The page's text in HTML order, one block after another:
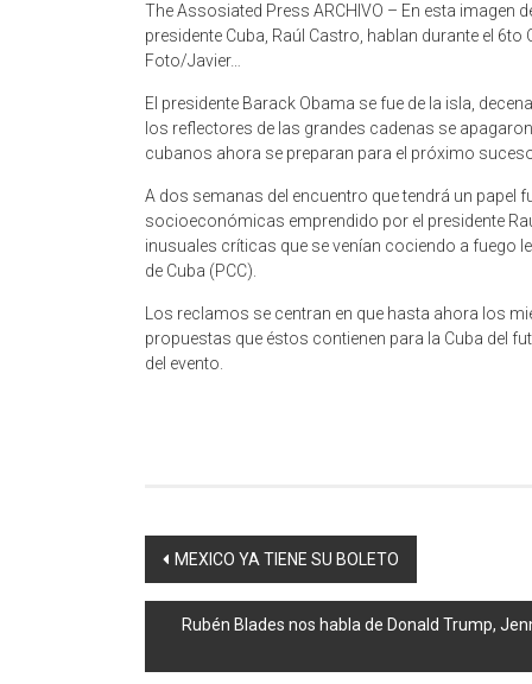
The Assosiated Press ARCHIVO – En esta imagen
presidente Cuba, Raúl Castro, hablan durante el
Foto/Javier…
El presidente Barack Obama se fue de la isla,
los reflectores de las grandes cadenas se
cubanos ahora se preparan para el próximo
A dos semanas del encuentro que tendrá un papel
socioeconómicas emprendido por el presidente
inusuales críticas que se venían cociendo a fuego
de Cuba (PCC).
Los reclamos se centran en que hasta ahora los
propuestas que éstos contienen para la Cuba del
del evento.
Navegación
de
entrada
MEXICO YA TIENE SU BOLETO
Rubén Blades nos habla de Donald Trump,